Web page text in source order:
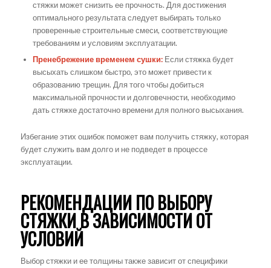
стяжки может снизить ее прочность. Для достижения
оптимального результата следует выбирать только
проверенные строительные смеси, соответствующие
требованиям и условиям эксплуатации.
Пренебрежение временем сушки:Если стяжка будет
высыхать слишком быстро, это может привести к
образованию трещин. Для того чтобы добиться
максимальной прочности и долговечности, необходимо
дать стяжке достаточно времени для полного высыхания.
Избегание этих ошибок поможет вам получить стяжку, которая
будет служить вам долго и не подведет в процессе
эксплуатации.
РЕКОМЕНДАЦИИ ПО ВЫБОРУ
СТЯЖКИ В ЗАВИСИМОСТИ ОТ
УСЛОВИЙ
Выбор стяжки и ее толщины также зависит от специфики